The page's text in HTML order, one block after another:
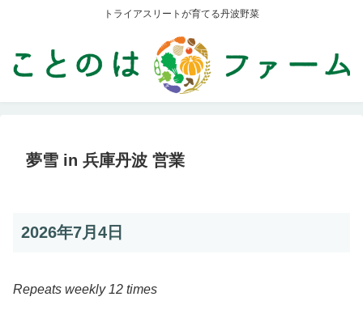
トライアスリートが育てる丹波野菜
夢雪 in 兵庫丹波 営業
2026年7月4日
Repeats weekly 12 times